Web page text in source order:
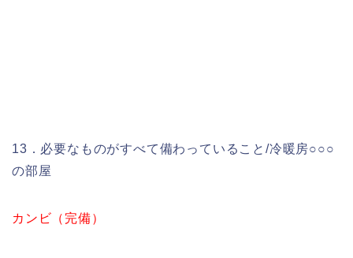
13．必要なものがすべて備わっていること/冷暖房○○○
の部屋
カンビ（完備）